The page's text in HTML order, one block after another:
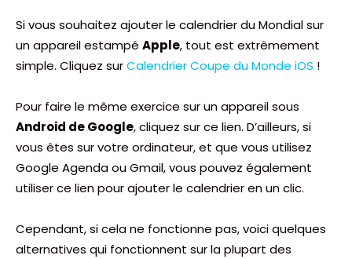
Si vous souhaitez ajouter le calendrier du Mondial sur
un appareil estampé Apple, tout est extrêmement
simple. Cliquez surCalendrier Coupe du Monde iOS !
Pour faire le même exercice sur un appareil sous
Android de Google, cliquez sur ce lien. D’ailleurs, si
vous êtes sur votre ordinateur, et que vous utilisez
Google Agenda ou Gmail, vous pouvez également
utiliser ce lien pour ajouter le calendrier en un clic.
Cependant, si cela ne fonctionne pas, voici quelques
alternatives qui fonctionnent sur la plupart des